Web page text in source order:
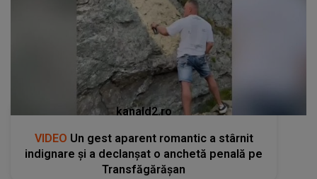
kanald2.ro
VIDEO Un gest aparent romantic a stârnit
indignare și a declanșat o anchetă penală pe
Transfăgărășan